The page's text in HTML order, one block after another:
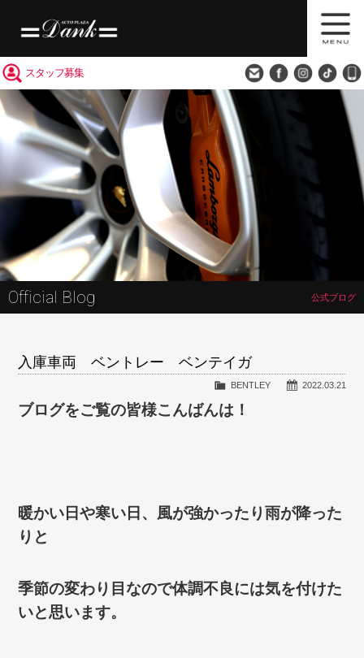
スタッフ募集
Official Blog 公式ブログ
入庫車両 ベントレー ベンテイガ
2022.03.21
BENTLEY
ブログをご覧の皆様こんばんは！
暖かい日や寒い日、風が強かったり雨が降った
りと
季節の変わり目なので体調不良には気を付けた
いと思います。